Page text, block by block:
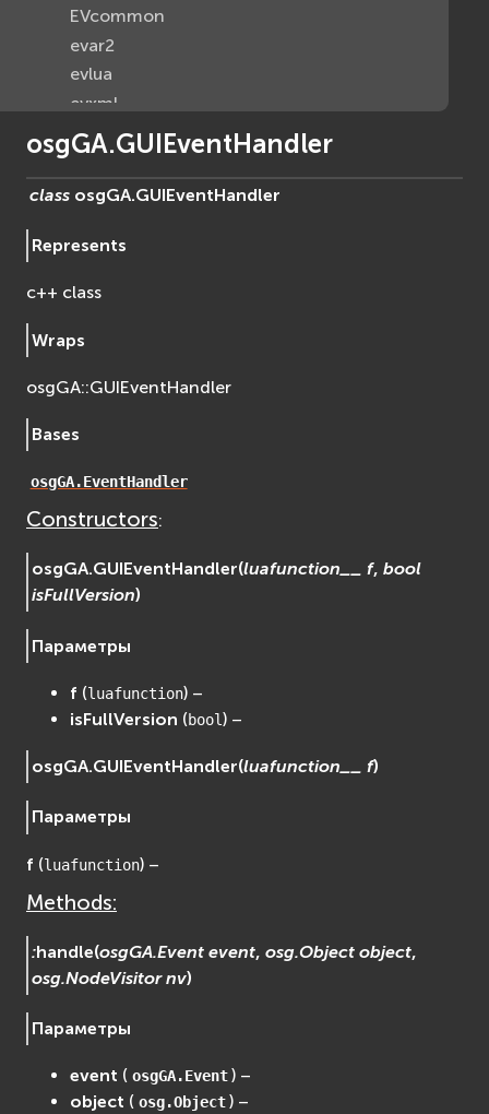
EVcommon
evar2
evlua
evxml
Граф Сцены (Scene Graph)
EVosgAV
EVosgGA
EVosgText
EVosgViewer
osgDB
osgGA
osgShadow
osgText
osgViewer
Фаиловая система (File System)
fs
Сеть (Network)
osgGA.GUIEventHandler
class osgGA.GUIEventHandler
Represents
c++ class
Wraps
osgGA::GUIEventHandler
Bases
osgGA.EventHandler
Constructors:
osgGA.GUIEventHandler(luafunction__ f,bool
isFullVersion)
Параметры
f (luafunction) –
isFullVersion (bool) –
osgGA.GUIEventHandler(luafunction__ f)
Параметры
f (luafunction) –
Methods:
:handle(osgGA.Event event,osg.Object object,
osg.NodeVisitor nv)
Параметры
event ( osgGA.Event ) –
object ( osg.Object ) –